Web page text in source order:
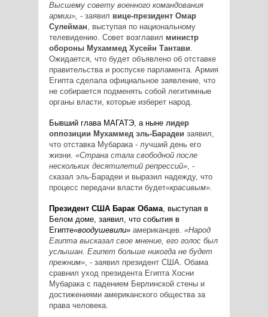
Высшему совету военного командования
армии», - заявил вице-президент Омар
Сулейман, выступая по национальному
телевидению. Совет возглавил министр
обороны Мухаммед Хусейн Тантави.
Ожидается, что будет объявлено об отставке
правительства и роспуске парламента. Армия
Египта сделала официальное заявление, что
не собирается подменять собой легитимные
органы власти, которые изберет народ.
Бывший глава МАГАТЭ, а ныне лидер
оппозиции Мухаммед эль-Барадеи заявил,
что отставка Мубарака - лучший день его
жизни. «Страна стала свободной после
нескольких десятилетий репрессий», -
сказал эль-Барадеи и выразил надежду, что
процесс передачи власти будет«красивым».
Президент США Барак Обама, выступая в
Белом доме, заявил, что события в
Египте«воодушевили» американцев. «Народ
Египта высказал свое мнение, его голос был
услышан. Египет больше никогда не будет
прежним», - заявил президент США. Обама
сравнил уход президента Египта Хосни
Мубарака с падением Берлинской стены и
достижениями американского общества за
права человека.